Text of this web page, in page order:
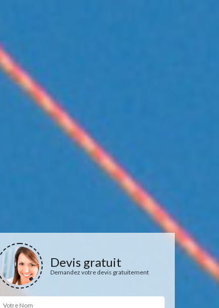
Devis gratuit
Demandez votre devis gratuitement